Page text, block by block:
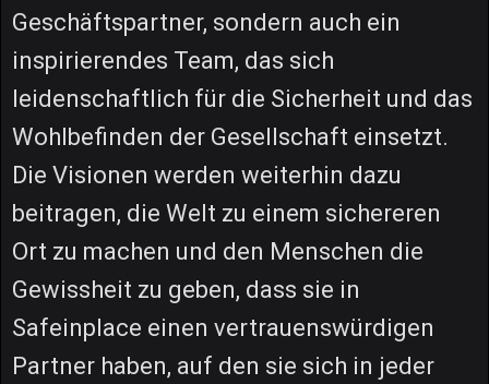
Geschäftspartner, sondern auch ein
inspirierendes Team, das sich
leidenschaftlich für die Sicherheit und das
Wohlbefinden der Gesellschaft einsetzt.
Die Visionen werden weiterhin dazu
beitragen, die Welt zu einem sichereren
Ort zu machen und den Menschen die
Gewissheit zu geben, dass sie in
Safeinplace einen vertrauenswürdigen
Partner haben, auf den sie sich in jeder